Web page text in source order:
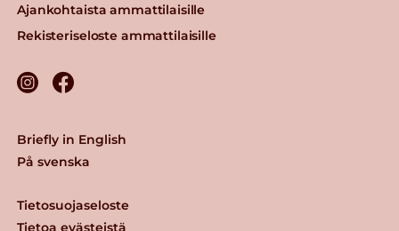
Ajankohtaista ammattilaisille
Rekisteriseloste ammattilaisille
Tietosuojaseloste
Tietoa evästeistä
Briefly in English
På svenska